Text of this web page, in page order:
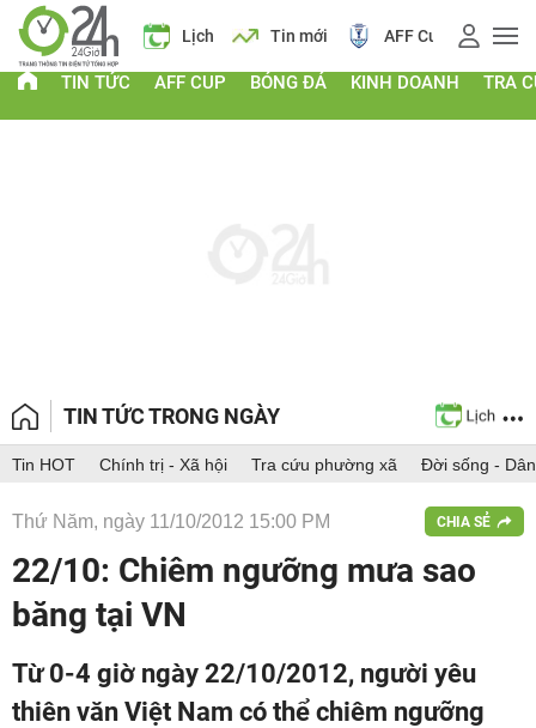
Giá vàng Lịch Tin mới AFF Cup Điểm chuẩn
TIN TỨC AFF CUP BÓNG ĐÁ KINH DOANH TRA
TIN TỨC TRONG NGÀY
Tin HOT Chính trị - Xã hội Tra cứu phường xã Đời sống -
Thứ Năm, ngày 11/10/2012 15:00 PM CHIA SẺ
22/10: Chiêm ngưỡng mưa sao
băng tại VN
Từ 0-4 giờ ngày 22/10/2012, người yêu
thiên văn Việt Nam có thể chiêm ngưỡng